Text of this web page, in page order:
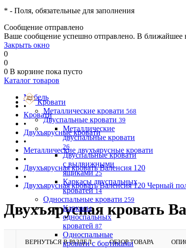
* - Поля, обязательные для заполнения
Сообщение отправлено
Ваше сообщение успешно отправлено. В ближайшее
Закрыть окно
0
0
0 В корзине пока пусто
Каталог товаров
Кровати
Металлические кровати 568
Двуспальные кровати 39
Металлические
двуспальные кровати
26
Двуспальные кровати
с выдвижными
ящиками25
Каркасы двуспальных
кроватей14
Односпальные кровати 259
Каркасы
односпальных
кроватей 87
Односпальные
кровати с бортиками
Мебель
•
Кровати
•
Двухъярусные кровати
•
Металлические двухъярусные кровати
•
Двухъярусная кровать Валенсия 120
•
Двухъярусная кровать Валенсия 120 Черный
Двухъярусная кровать
ВЕРНУТЬСЯ В РАЗДЕЛ ОБЗОР ТОВАРА